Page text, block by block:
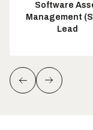
Software
Management
Lead